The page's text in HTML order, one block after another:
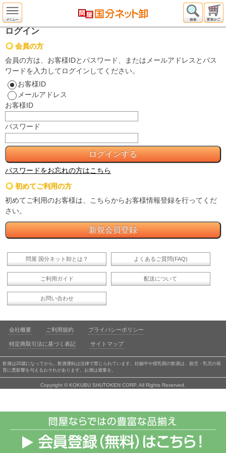
ログイン
会員の方
会員の方は、お客様IDとパスワード、またはメールアドレスとパス
ワードを入力してログインしてください。
お客様ID
メールアドレス
お客様ID
パスワード
パスワードをお忘れの方はこちら
初めてご利用の方
初めてご利用のお客様は、こちらからお客様情報登録を行ってくだ
さい。
問屋 国分ネット卸とは？ よくあるご質問(FAQ)
ご利用ガイド 配送について
お問い合わせ
会社概要 ご利用規約 プライバシーポリシー
特定商取引法に基づく表記 サイトマップ
飲酒は20歳になってから。飲酒運転は法律で禁じられています。妊娠中や授乳期の飲酒は、胎児・乳児の発
育に悪影響を与えるおそれがあります。お酒は適量を。
Copyright © KOKUBU SHUTOKEN CORP. All Rights Reserved.